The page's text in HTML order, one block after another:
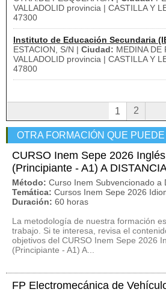
VALLADOLID provincia | CASTILLA Y
47300
Instituto de Educación Secundaria
ESTACION, S/N | Ciudad: MEDINA DE
VALLADOLID provincia | CASTILLA Y
47800
1 2
OTRA FORMACIÓN QUE
CURSO Inem Sepe 2026
(Principiante - A1) A
Método: Curso Inem Subvencionado a
Temática: Cursos Inem Sepe 2026
Duración: 60 horas
La metodología de nuestra formación
trabajo. Si te interesa, revisa el
objetivos del CURSO Inem Sepe 2026
(Principiante - A1) A...
FP Electromecánica de